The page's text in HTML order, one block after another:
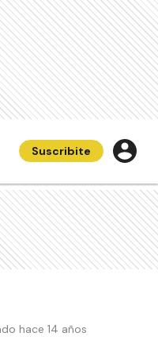
Suscribite
hace 14 años